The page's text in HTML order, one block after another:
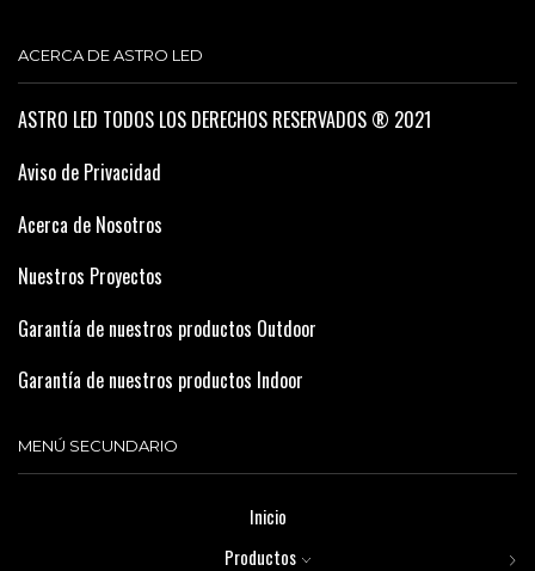
ACERCA DE ASTRO LED
ASTRO LED TODOS LOS DERECHOS RESERVADOS ® 2021
Aviso de Privacidad
Acerca de Nosotros
Nuestros Proyectos
Garantía de nuestros productos Outdoor
Garantía de nuestros productos Indoor
MENÚ SECUNDARIO
Inicio
Productos